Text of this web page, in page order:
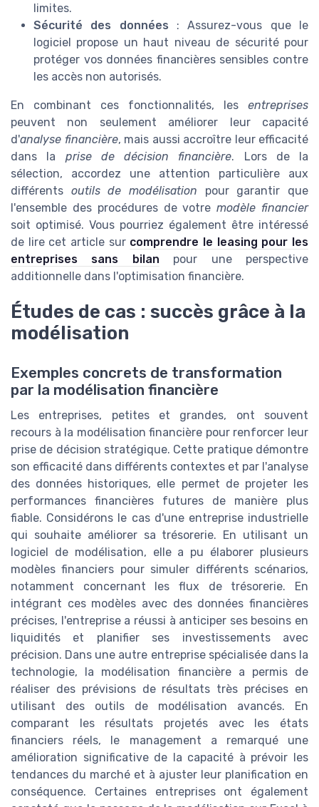
limites.
Sécurité des données : Assurez-vous que le
logiciel propose un haut niveau de sécurité pour
protéger vos données financières sensibles contre
les accès non autorisés.
En combinant ces fonctionnalités, les entreprises
peuvent non seulement améliorer leur capacité
d'analyse financière, mais aussi accroître leur efficacité
dans la prise de décision financière. Lors de la
sélection, accordez une attention particulière aux
différents outils de modélisation pour garantir que
l'ensemble des procédures de votremodèle financier
soit optimisé. Vous pourriez également être intéressé
de lire cet article sur comprendre le leasing pour les
entreprises sans bilan pour une perspective
additionnelle dans l'optimisation financière.
Études de cas : succès grâce à la
modélisation
Exemples concrets de transformation
par la modélisation financière
Les entreprises, petites et grandes, ont souvent
recours à la modélisation financière pour renforcer leur
prise de décision stratégique. Cette pratique démontre
son efficacité dans différents contextes et par l'analyse
des données historiques, elle permet de projeter les
performances financières futures de manière plus
fiable. Considérons le cas d'une entreprise industrielle
qui souhaite améliorer sa trésorerie. En utilisant un
logiciel de modélisation, elle a pu élaborer plusieurs
modèles financiers pour simuler différents scénarios,
notamment concernant les flux de trésorerie. En
intégrant ces modèles avec des données financières
précises, l'entreprise a réussi à anticiper ses besoins en
liquidités et planifier ses investissements avec
précision. Dans une autre entreprise spécialisée dans la
technologie, la modélisation financière a permis de
réaliser des prévisions de résultats très précises en
utilisant des outils de modélisation avancés. En
comparant les résultats projetés avec les états
financiers réels, le management a remarqué une
amélioration significative de la capacité à prévoir les
tendances du marché et à ajuster leur planification en
conséquence. Certaines entreprises ont également